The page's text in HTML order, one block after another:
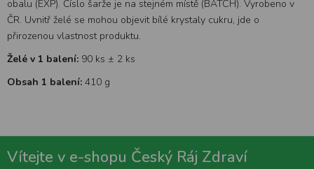
obalu (EXP). Číslo šarže je na stejném místě (BATCH). Vyrobeno v
ČR. Uvnitř želé se mohou objevit bílé krystaly cukru, jde o
přirozenou vlastnost produktu.
Želé v 1 balení: 90 ks ± 2 ks
Obsah 1 balení: 410 g
Vítejte v e-shopu Český Ráj Zdraví